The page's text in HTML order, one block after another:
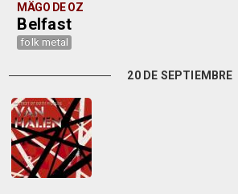
MÄGO DE OZ
Belfast
folk metal
20 DE SEPTIEMBRE